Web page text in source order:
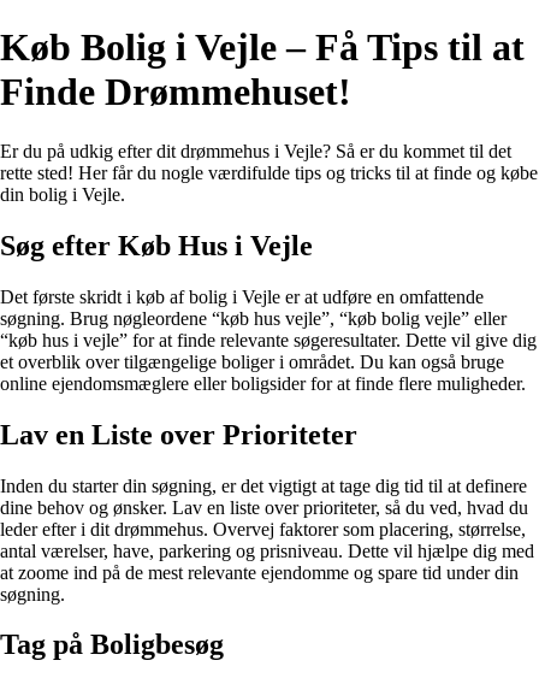
Køb Bolig i Vejle – Få Tips til at
Finde Drømmehuset!
Er du på udkig efter dit drømmehus i Vejle? Så er du kommet til det
rette sted! Her får du nogle værdifulde tips og tricks til at finde og købe
din bolig i Vejle.
Søg efter Køb Hus i Vejle
Det første skridt i køb af bolig i Vejle er at udføre en omfattende
søgning. Brug nøgleordene “køb hus vejle”, “køb bolig vejle” eller
“køb hus i vejle” for at finde relevante søgeresultater. Dette vil give dig
et overblik over tilgængelige boliger i området. Du kan også bruge
online ejendomsmæglere eller boligsider for at finde flere muligheder.
Lav en Liste over Prioriteter
Inden du starter din søgning, er det vigtigt at tage dig tid til at definere
dine behov og ønsker. Lav en liste over prioriteter, så du ved, hvad du
leder efter i dit drømmehus. Overvej faktorer som placering, størrelse,
antal værelser, have, parkering og prisniveau. Dette vil hjælpe dig med
at zoome ind på de mest relevante ejendomme og spare tid under din
søgning.
Tag på Boligbesøg